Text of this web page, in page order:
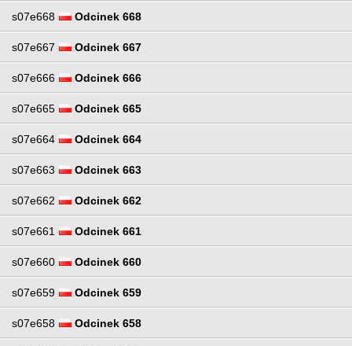
s07e668 Odcinek 668
s07e667 Odcinek 667
s07e666 Odcinek 666
s07e665 Odcinek 665
s07e664 Odcinek 664
s07e663 Odcinek 663
s07e662 Odcinek 662
s07e661 Odcinek 661
s07e660 Odcinek 660
s07e659 Odcinek 659
s07e658 Odcinek 658